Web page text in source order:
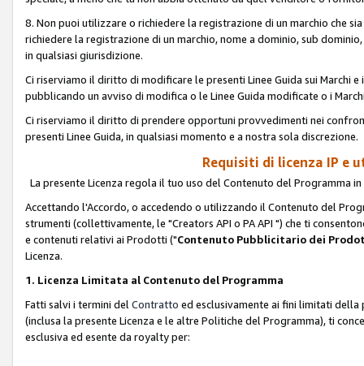
8. Non puoi utilizzare o richiedere la registrazione di un marchio che
richiedere la registrazione di un marchio, nome a dominio, sub
in qualsiasi giurisdizione.
Ci riserviamo il diritto di modificare le presenti Linee Guida sui Marchi
pubblicando un avviso di modifica o le Linee Guida modificate o i
Ci riserviamo il diritto di prendere opportuni provvedimenti nei
presenti Linee Guida, in qualsiasi momento e a nostra sola discrezione.
Requisiti di licenza IP e
La presente Licenza regola il tuo uso del Contenuto del Programma
Accettando l'Accordo, o accedendo o utilizzando il Contenuto del
strumenti (collettivamente, le "Creators API o PA API ") che ti
e contenuti relativi ai Prodotti ("Contenuto Pubblicitario dei
Licenza.
1. Licenza Limitata al Contenuto del Programma
Fatti salvi i termini del Contratto ed esclusivamente ai fini limitati
(inclusa la presente Licenza e le altre Politiche del Programma), ti
esclusiva ed esente da royalty per: